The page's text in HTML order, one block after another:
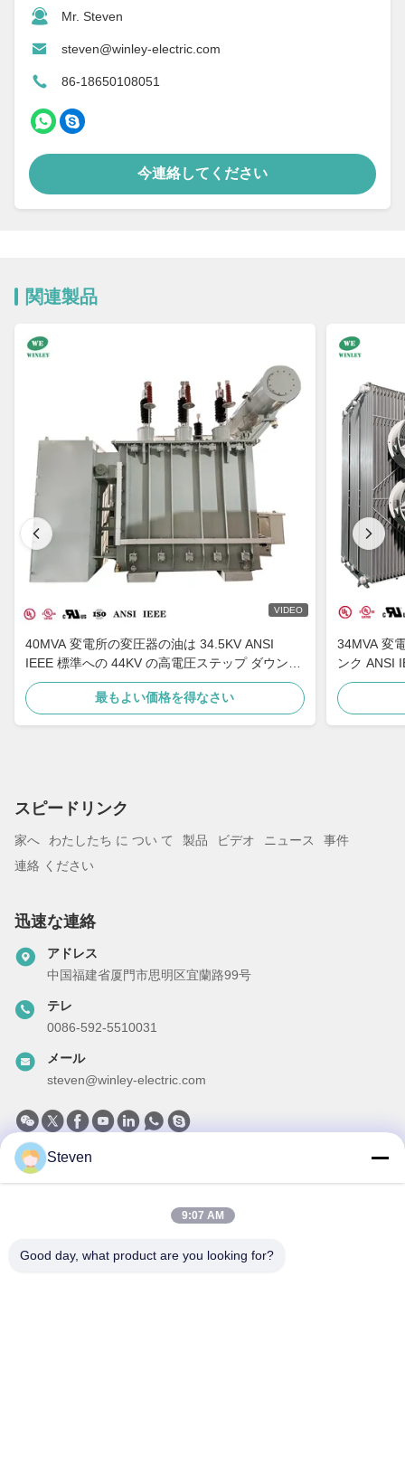
Mr. Steven
steven@winley-electric.com
86-18650108051
今連絡してください
関連製品
VIDEO
40MVA 変電所の変圧器の油は 34.5KV ANSI
IEEE 標準への 44KV の高電圧ステップ ダウンを
浸しました
最もよい価格を得なさい
34MVA 変
ンク ANSI
スピードリンク
家へ わたしたち に つい て 製品 ビデオ ニュース
事件
連絡 ください
迅速な連絡
アドレス
中国福建省厦門市思明区宜蘭路99号
テレ
0086-592-5510031
メール
steven@winley-electric.com
私たちのニュースレター
Steven
9:07 AM
Good day, what product are you looking for?